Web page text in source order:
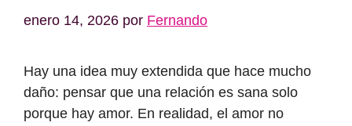
enero 14, 2026 por Fernando
Hay una idea muy extendida que hace mucho
daño: pensar que una relación es sana solo
porque hay amor. En realidad, el amor no